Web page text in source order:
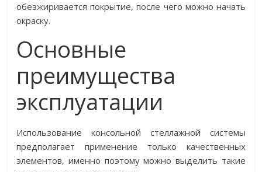
обезжиривается покрытие, после чего можно начать
окраску.
Основные
преимущества
эксплуатации
Использование консольной стеллажной системы
предполагает применение только качественных
элементов, именно поэтому можно выделить такие